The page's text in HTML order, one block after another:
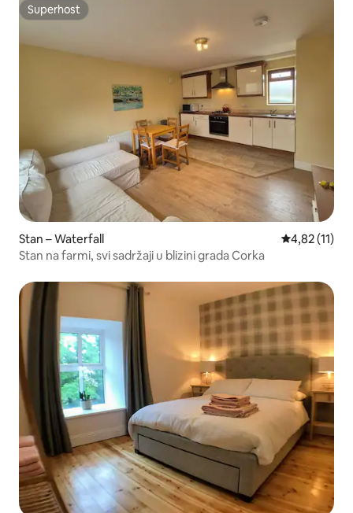
Superhost
Superhost
Stan – Waterfall Prosječna
4,82 (11)
Stan na farmi, svi sadržaji u blizini grada Corka